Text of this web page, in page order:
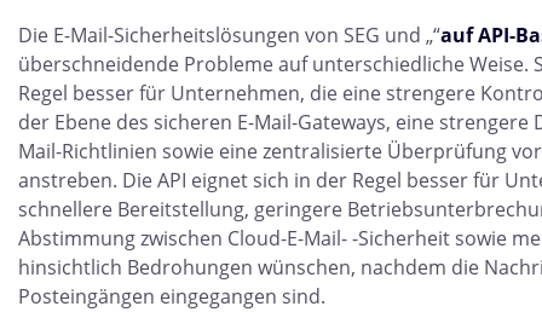
Die E-Mail-Sicherheitslösungen von SEG und „“auf API-
überschneidende Probleme auf unterschiedliche Weise.
Regel besser für Unternehmen, die eine strengere
der Ebene des sicheren E-Mail-Gateways, eine strengere
Mail-Richtlinien sowie eine zentralisierte Überprüfung
anstreben. Die API eignet sich in der Regel besser für
schnellere Bereitstellung, geringere
Abstimmung zwischen Cloud-E-Mail- -Sicherheit sowie
hinsichtlich Bedrohungen wünschen, nachdem die
Posteingängen eingegangen sind.